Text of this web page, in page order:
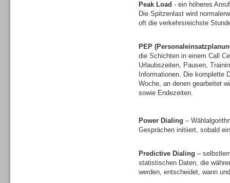
Peak Load - ein höheres
Die Spitzenlast wird
oft die verkehrsreichste
PEP
die Schichten in einem Call
Urlaubszeiten, Pausen,
Informationen. Die komplette
Woche, an denen gearbeitet
sowie Endezeiten.
Power Dialing –
Gesprächen initiiert, sobald
Predictive Dialing –
statistischen Daten, die
werden, entscheidet, wann